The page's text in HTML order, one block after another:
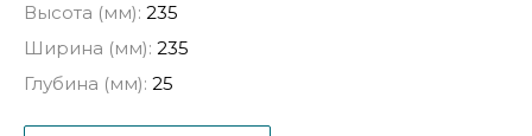
Высота (мм): 235
Ширина (мм): 235
Глубина (мм): 25